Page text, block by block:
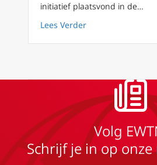
initiatief plaatsvond in de…
Lees Verderabout Het
Volg
Schrijf je in op